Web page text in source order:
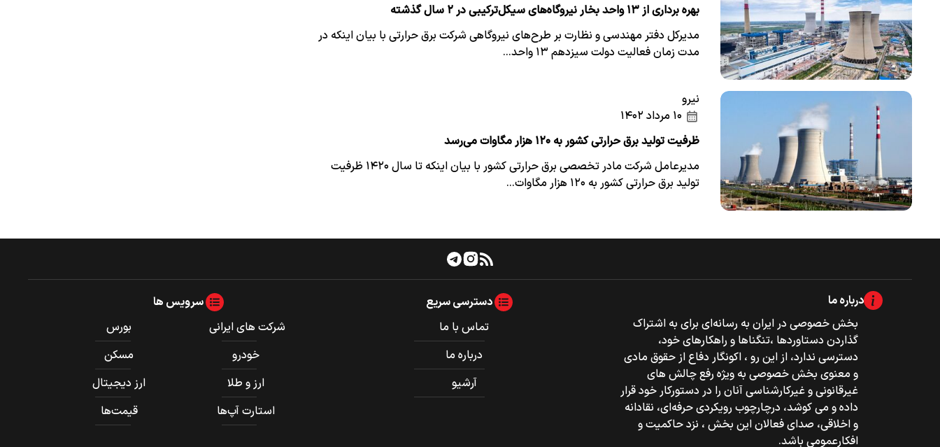
بهره برداری از ۱۳ واحد بخار نیروگاه‌های سیکل‌ترکیبی در ۲ سال گذشته
مدیرکل دفتر مهندسی و نظارت بر طرح‌های نیروگاهی شرکت برق حرارتی با بیان اینکه در
مدت زمان فعالیت دولت سیزدهم ۱۳ واحد…
نیرو
ظرفیت تولید برق حرارتی کشور به ۱۲۰ هزار مگاوات می‌رسد
مدیرعامل شرکت مادر تخصصی برق حرارتی کشور با بیان اینکه تا سال ۱۴۲۰ ظرفیت
تولید برق حرارتی کشور به ۱۲۰ هزار مگاوات…
درباره ما
بخش خصوصی‌‌ در ایران به رسانه‌ای برای به اشتراک
گذاردن دستاوردها ،تنگناها و راهکارهای خود،
دسترسی ندارد، از این رو ، اکونگار دفاع از حقوق مادی
و معنوی بخش خصوصی به ویژه رفع چالش های
غیرقانونی و غیرکارشناسی آنان را در دستورکار خود قرار
داده و می کوشد، درچارچوب رویکردی حرفه‌ای، نقادانه
و اخلاقی، صدای فعالان این بخش ، نزد حاکمیت و
افکارعمومی باشد.
دسترسی سریع
تماس با ما
درباره ما
آرشیو
سرویس ها
شرکت های ایرانی
بورس
خودرو
مسکن
ارز و طلا
ارز دیجیتال
استارت آپ‌ها
قیمت‌ها